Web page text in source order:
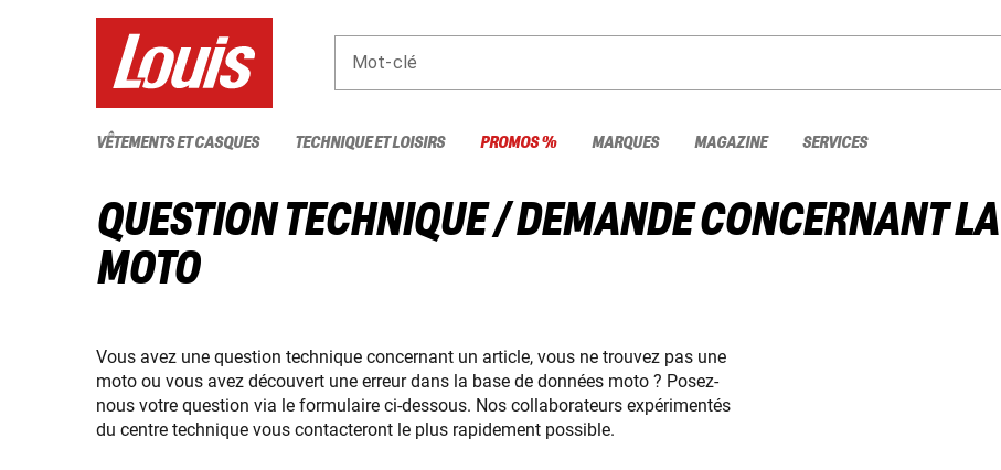
Mot-clé
VÊTEMENTS ET CASQUES TECHNIQUE ET LOISIRS PROMOS % MARQUES MAGAZINE SERVICES
QUESTION TECHNIQUE / DEMANDE CONCERNANT
MOTO
Vous avez une question technique concernant un article, vous ne trouvez pas une
moto ou vous avez découvert une erreur dans la base de données moto ? Posez-
nous votre question via le formulaire ci-dessous. Nos collaborateurs expérimentés
du centre technique vous contacteront le plus rapidement possible.